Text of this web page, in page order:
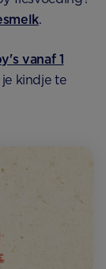
.
vanaf 1
kindje te